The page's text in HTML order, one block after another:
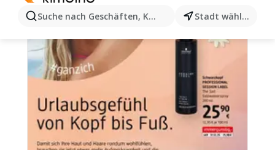
Suche nach Geschäften, Kategorien, Produkten...
Stadt wählen